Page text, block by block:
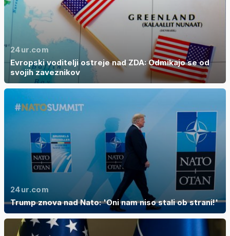
24ur.com
Evropski voditelji ostreje nad ZDA: Odmikajo se od
svojih zaveznikov
24ur.com
Trump znova nad Nato: 'Oni nam niso stali ob strani!'